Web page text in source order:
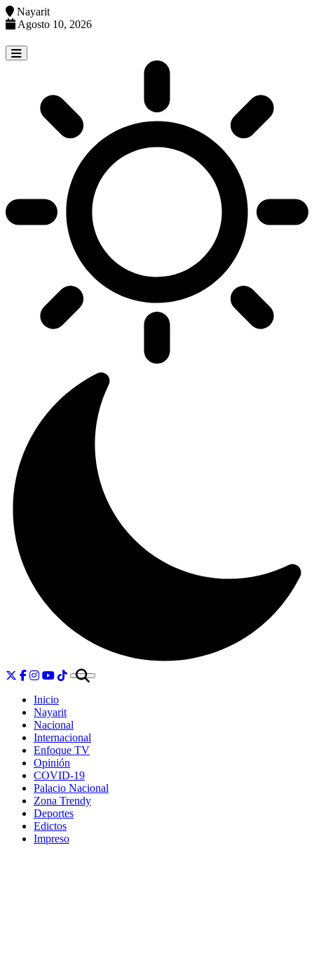
Nayarit
Agosto 10, 2026
to
content
Inicio
Nayarit
Nacional
Internacional
Enfoque TV
Opinión
COVID-19
Palacio Nacional
Zona Trendy
Deportes
Edictos
Impreso